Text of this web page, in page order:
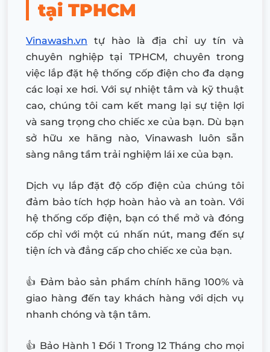
tại TPHCM
Vinawash.vn tự hào là địa chỉ uy tín và
chuyên nghiệp tại TPHCM, chuyên trong
việc lắp đặt hệ thống cốp điện cho đa dạng
các loại xe hơi. Với sự nhiệt tâm và kỹ thuật
cao, chúng tôi cam kết mang lại sự tiện lợi
và sang trọng cho chiếc xe của bạn. Dù bạn
sở hữu xe hãng nào, Vinawash luôn sẵn
sàng nâng tầm trải nghiệm lái xe của bạn.
Dịch vụ lắp đặt độ cốp điện của chúng tôi
đảm bảo tích hợp hoàn hảo và an toàn. Với
hệ thống cốp điện, bạn có thể mở và đóng
cốp chỉ với một cú nhấn nút, mang đến sự
tiện ích và đẳng cấp cho chiếc xe của bạn.
👍 Đảm bảo sản phẩm chính hãng 100% và
giao hàng đến tay khách hàng với dịch vụ
nhanh chóng và tận tâm.
👍 Bảo Hành 1 Đổi 1 Trong 12 Tháng cho mọi